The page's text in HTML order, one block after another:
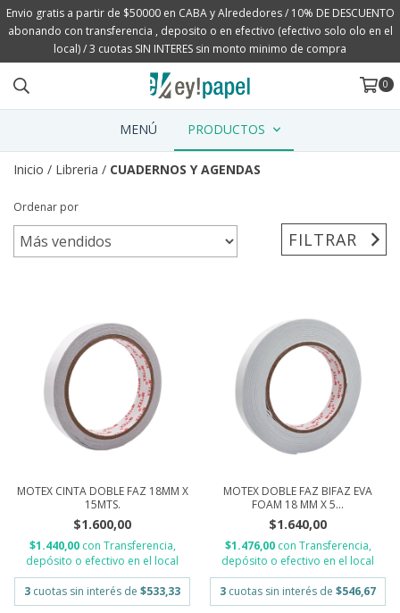
Envio gratis a partir de $50000 en CABA y Alrededores / 10% DE DESCUENTO
abonando con transferencia , deposito o en efectivo (efectivo solo olo en el
local) / 3 cuotas SIN INTERES sin monto minimo de compra
0
MENÚ PRODUCTOS
Inicio / Libreria / CUADERNOS Y AGENDAS
Ordenar por
FILTRAR
MOTEX CINTA DOBLE FAZ 18MM X
15MTS.
$1.600,00
$1.440,00 con Transferencia,
depósito o efectivo en el local
3 cuotas sin interés de $533,33
MOTEX DOBLE FAZ BIFAZ EVA
FOAM 18 MM X 5...
$1.640,00
$1.476,00 con Transferencia,
depósito o efectivo en el local
3 cuotas sin interés de $546,67